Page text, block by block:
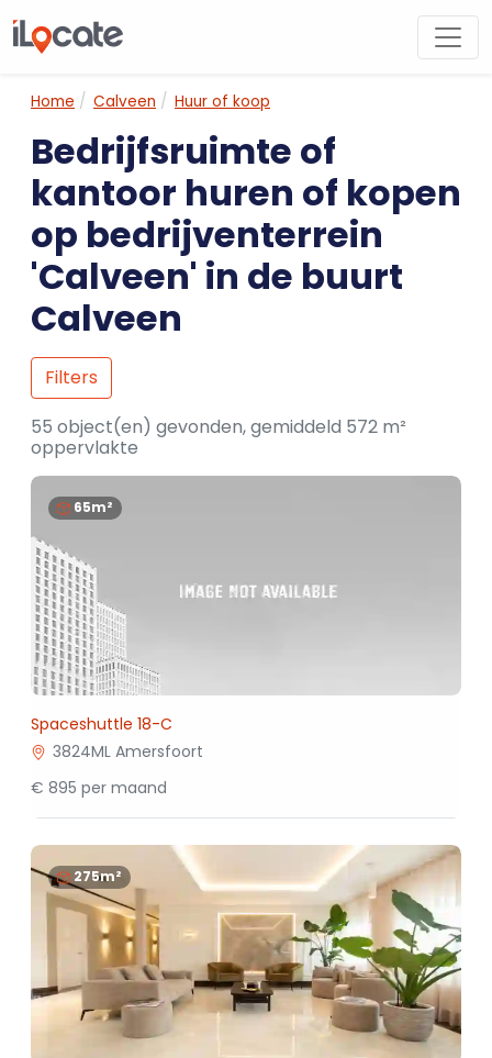
Home Calveen Huur of koop
Bedrijfsruimte of
kantoor huren of kopen
op bedrijventerrein
'Calveen' in de buurt
Calveen
Filters
55 object(en) gevonden, gemiddeld 572 m²
oppervlakte
65m²
Spaceshuttle 18-C
3824ML Amersfoort
€ 895 per maand
275m²